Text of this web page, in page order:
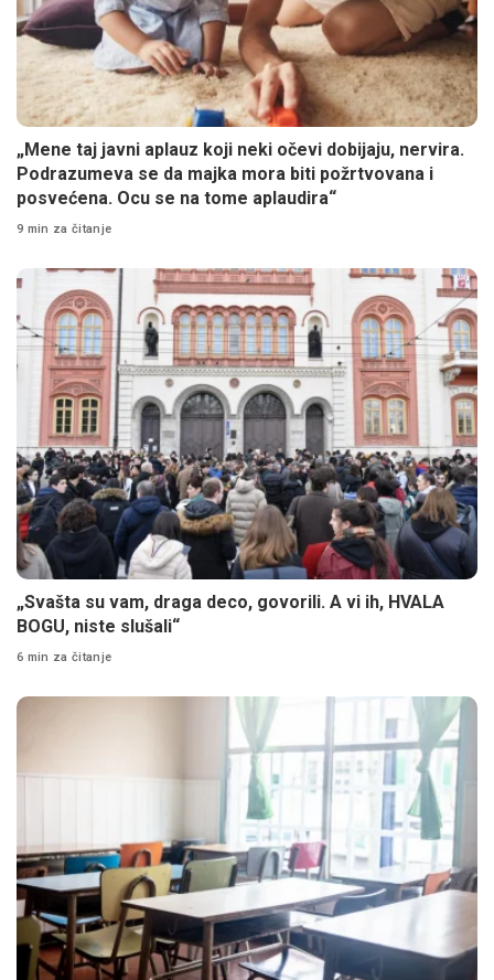
„Mene taj javni aplauz koji neki očevi dobijaju, nervira.
Podrazumeva se da majka mora biti požrtvovana i
posvećena. Ocu se na tome aplaudira“
9 min za čitanje
„Svašta su vam, draga deco, govorili. A vi ih, HVALA
BOGU, niste slušali“
6 min za čitanje